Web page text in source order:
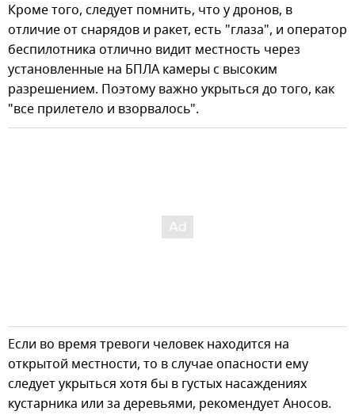
Кроме того, следует помнить, что у дронов, в
отличие от снарядов и ракет, есть "глаза", и оператор
беспилотника отлично видит местность через
установленные на БПЛА камеры с высоким
разрешением. Поэтому важно укрыться до того, как
"все прилетело и взорвалось".
Если во время тревоги человек находится на
открытой местности, то в случае опасности ему
следует укрыться хотя бы в густых насаждениях
кустарника или за деревьями, рекомендует Аносов.